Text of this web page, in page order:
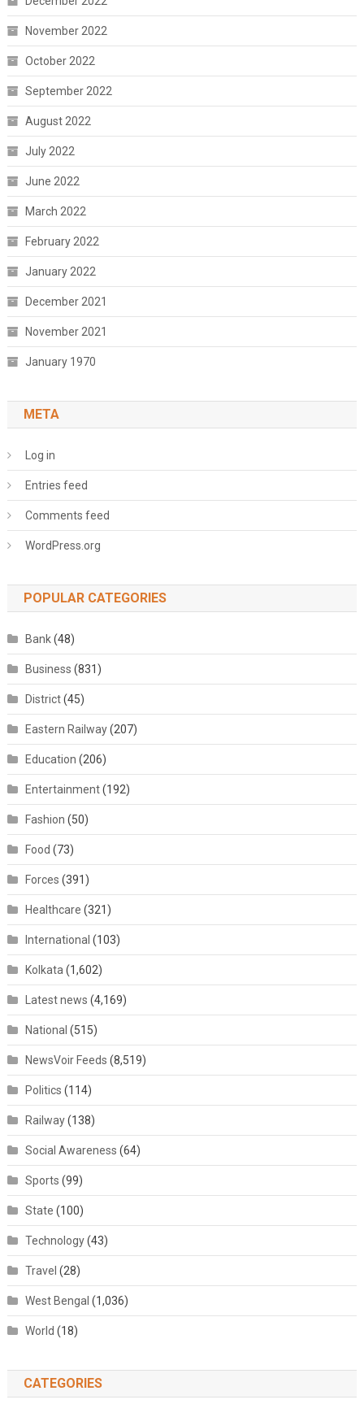
November 2022
October 2022
September 2022
August 2022
July 2022
June 2022
March 2022
February 2022
January 2022
December 2021
November 2021
January 1970
META
Log in
Entries feed
Comments feed
WordPress.org
POPULAR CATEGORIES
Bank(48)
Business (831)
District(45)
Eastern Railway(207)
Education (206)
Entertainment(192)
Fashion (50)
Food (73)
Forces (391)
Healthcare (321)
International (103)
Kolkata (1,602)
Latest news (4,169)
National (515)
NewsVoir Feeds (8,519)
Politics (114)
Railway(138)
Social Awareness (64)
Sports (99)
State (100)
Technology(43)
Travel (28)
West Bengal (1,036)
World (18)
CATEGORIES